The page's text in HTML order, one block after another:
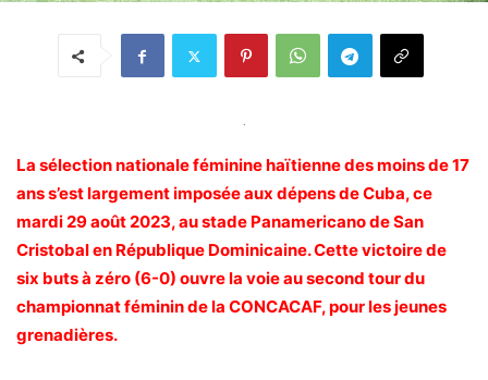
.
La sélection nationale féminine haïtienne des moins de 17
ans s’est largement imposée aux dépens de Cuba, ce
mardi 29 août 2023, au stade Panamericano de San
Cristobal en République Dominicaine. Cette victoire de
six buts à zéro (6-0) ouvre la voie au second tour du
championnat féminin de la CONCACAF, pour les jeunes
grenadières.